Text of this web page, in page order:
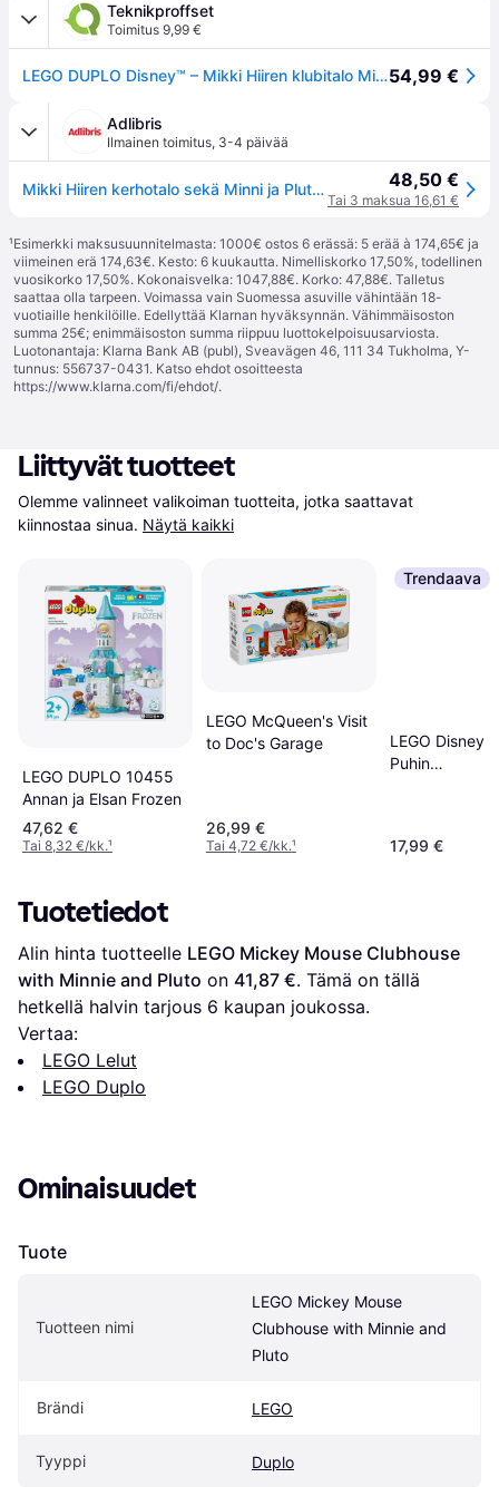
Teknikproffset
Toimitus 9,99 €
LEGO DUPLO Disney™ – Mikki Hiiren klubitalo Minnien ja Pluton kanssa (10465)54,99 €
Adlibris
Ilmainen toimitus, 3-4 päivää
Mikki Hiiren kerhotalo sekä Minni ja Pluto LEGO DUPLO Disney™ (10465) 48,50 €
Tai 3 maksua 16,61 €
¹Esimerkki maksusuunnitelmasta: 1000€ ostos 6 erässä: 5 erää à 174,65€ ja
viimeinen erä 174,63€. Kesto: 6 kuukautta. Nimelliskorko 17,50%, todellinen
vuosikorko 17,50%. Kokonaisvelka: 1047,88€. Korko: 47,88€. Talletus
saattaa olla tarpeen. Voimassa vain Suomessa asuville vähintään 18-
vuotiaille henkilöille. Edellyttää Klarnan hyväksynnän. Vähimmäisoston
summa 25€; enimmäisoston summa riippuu luottokelpoisuusarviosta.
Luotonantaja: Klarna Bank AB (publ), Sveavägen 46, 111 34 Tukholma, Y-
tunnus: 556737-0431. Katso ehdot osoitteesta
https://www.klarna.com/fi/ehdot/.
Liittyvät tuotteet
Olemme valinneet valikoiman tuotteita, jotka saattavat
kiinnostaa sinua. Näytä kaikki
LEGO DUPLO 10455
Annan ja Elsan Frozen
47,62 €
Tai 8,32 €/kk.¹
LEGO McQueen's Visit
to Doc's Garage
26,99 €
Tai 4,72 €/kk.¹
Trendaava
LEGO Disney
Puhin
17,99 €
Tuotetiedot
Alin hinta tuotteelle LEGO Mickey Mouse Clubhouse
with Minnie and Pluto on 41,87 €. Tämä on tällä
hetkellä halvin tarjous 6 kaupan joukossa.
Vertaa:
LEGO Lelut
LEGO Duplo
Ominaisuudet
Tuote
Tuotteen nimi
LEGO Mickey Mouse
Clubhouse with Minnie and
Pluto
Brändi LEGO
Tyyppi Duplo